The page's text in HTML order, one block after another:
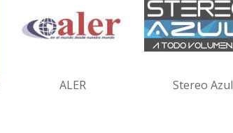
ALER Stereo Azul